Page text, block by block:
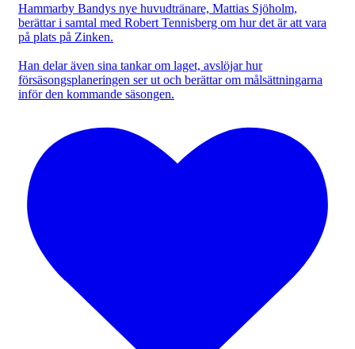
Hammarby Bandys nye huvudtränare, Mattias Sjöholm,
berättar i samtal med Robert Tennisberg om hur det är att vara
på plats på Zinken.
Han delar även sina tankar om laget, avslöjar hur
försäsongsplaneringen ser ut och berättar om målsättningarna
inför den kommande säsongen.